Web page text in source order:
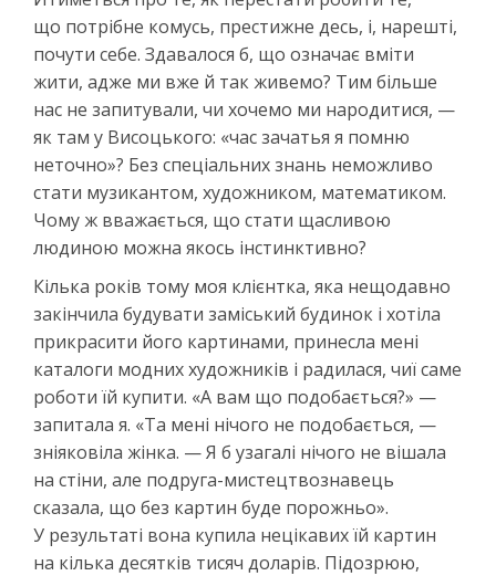
що потрібне комусь, престижне десь, і, нарешті,
почути себе. Здавалося б, що означає вміти
жити, адже ми вже й так живемо? Тим більше
нас не запитували, чи хочемо ми народитися, —
як там у Висоцького: «час зачатья я помню
неточно»? Без спеціальних знань неможливо
стати музикантом, художником, математиком.
Чому ж вважається, що стати щасливою
людиною можна якось інстинктивно?
Кілька років тому моя клієнтка, яка нещодавно
закінчила будувати заміський будинок і хотіла
прикрасити його картинами, принесла мені
каталоги модних художників і радилася, чиї саме
роботи їй купити. «А вам що подобається?» —
запитала я. «Та мені нічого не подобається, —
зніяковіла жінка. — Я б узагалі нічого не вішала
на стіни, але подруга-мистецтвознавець
сказала, що без картин буде порожньо».
У результаті вона купила нецікавих їй картин
на кілька десятків тисяч доларів. Підозрюю,